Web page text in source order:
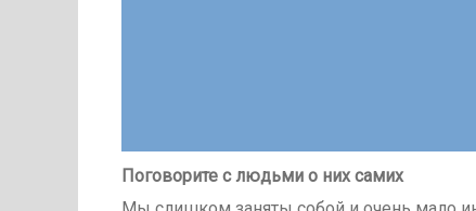
Поговорите с людьми о них самих